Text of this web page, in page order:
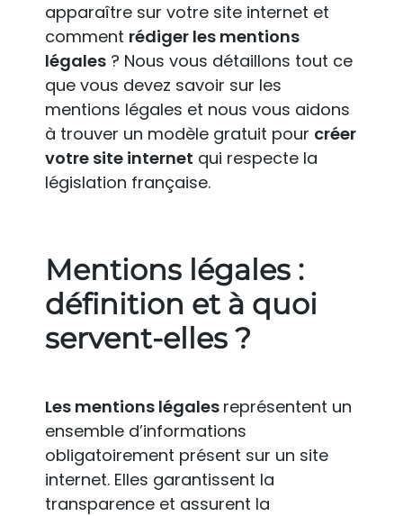
apparaître sur votre site internet et
comment rédiger les mentions
légales ? Nous vous détaillons tout ce
que vous devez savoir sur les
mentions légales et nous vous aidons
à trouver un modèle gratuit pour créer
votre site internet qui respecte la
législation française.
Mentions légales :
définition et à quoi
servent-elles ?
Les mentions légales représentent un
ensemble d’informations
obligatoirement présent sur un site
internet. Elles garantissent la
transparence et assurent la